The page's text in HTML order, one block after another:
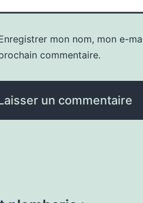
mon nom, mon e-
commentaire.